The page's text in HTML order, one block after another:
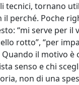
tecnici, tornano
il perché. Poche
“mi serve per il
rotto”, “per
Quando il motivo è
senso e chi
non di una